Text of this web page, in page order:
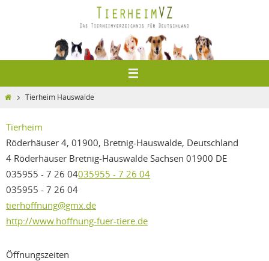
HomeTierheim Hauswalde
Tierheim
Röderhäuser 4, 01900, Bretnig-Hauswalde, Deutschland
4 Röderhäuser Bretnig-Hauswalde Sachsen 01900 DE
035955 - 7 26 04035955 - 7 26 04
035955 - 7 26 04
tierhoffnung@gmx.de
http://www.hoffnung-fuer-tiere.de
Öffnungszeiten